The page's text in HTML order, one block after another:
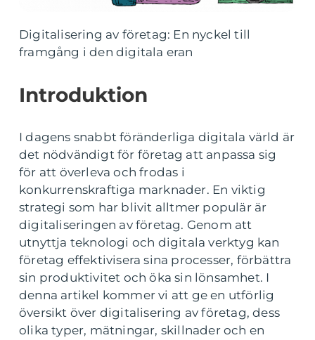
Digitalisering av företag: En nyckel till
framgång i den digitala eran
Introduktion
I dagens snabbt föränderliga digitala värld är
det nödvändigt för företag att anpassa sig
för att överleva och frodas i
konkurrenskraftiga marknader. En viktig
strategi som har blivit alltmer populär är
digitaliseringen av företag. Genom att
utnyttja teknologi och digitala verktyg kan
företag effektivisera sina processer, förbättra
sin produktivitet och öka sin lönsamhet. I
denna artikel kommer vi att ge en utförlig
översikt över digitalisering av företag, dess
olika typer, mätningar, skillnader och en